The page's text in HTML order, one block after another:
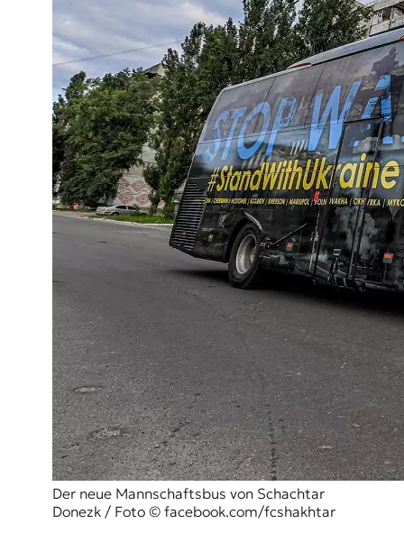
Der neue Mannschaftsbus von Schachtar
Donezk / Foto © facebook.com/fcshakhtar